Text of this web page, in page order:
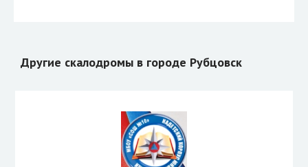
Другие скалодромы в городе Рубцовск